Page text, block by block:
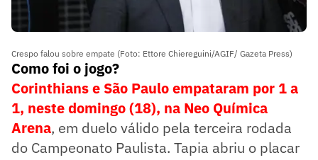
Crespo falou sobre empate (Foto: Ettore Chiereguini/AGIF/ Gazeta Press)
Como foi o jogo?
Corinthians e São Paulo empataram por 1 a
1, neste domingo (18), na Neo Química
Arena, em duelo válido pela terceira rodada
do Campeonato Paulista. Tapia abriu o placar